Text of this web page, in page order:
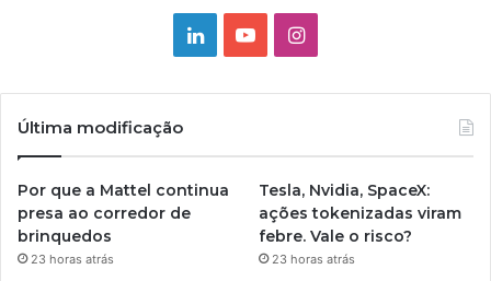
LinkedinYouTubeInstagram
Última modificação
Por que a Mattel continua
presa ao corredor de
brinquedos
23 horas atrás
Tesla, Nvidia, SpaceX:
ações tokenizadas viram
febre. Vale o risco?
23 horas atrás